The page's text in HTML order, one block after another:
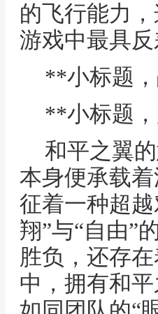
的飞行能力
游戏中最具
**小标题
**小标题
和平之翼
本身便承载
征着一种超
翔”与“自由”
胜负，还存
中，拥有和